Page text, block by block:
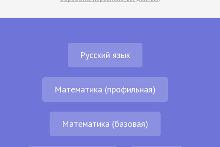
Русский язык
Математика (профильная)
Математика (базовая)